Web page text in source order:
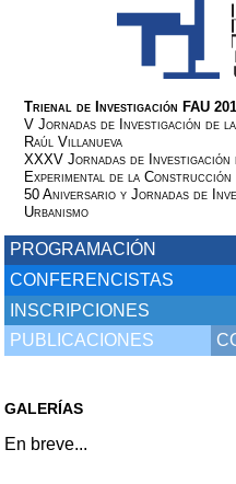
Trienal de Investigación FAU
V Jornadas de Investigación de
Raúl Villanueva
XXXV Jornadas de
Experimental de la Construcción
50 Aniversario y Jornadas de
Urbanismo
PROGRAMACIÓN
CONFERENCISTAS
INSCRIPCIONES
PUBLICACIONES
GALERÍAS
En breve...